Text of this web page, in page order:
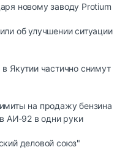
новому заводу Protium
об улучшении ситуации
Якутии частично снимут
на продажу бензина
АИ‑92 в одни руки
деловой союз"